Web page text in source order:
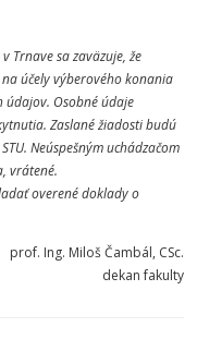
Trnave sa zaväzuje, že
účely výberového konania
údajov. Osobné údaje
Zaslané žiadosti budú
Neúspešným uchádzačom
vrátené.
overené doklady o
prof. Ing. Miloš Čambál, CSc.
dekan fakulty